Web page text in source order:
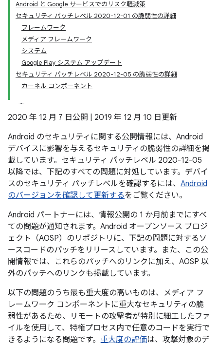
Android と Google サービスでのリスク軽減策
セキュリティ パッチレベル 2020-12-01 の脆弱性の詳細
フレームワーク
メディア フレームワーク
システム
Google Play システム アップデート
セキュリティ パッチレベル 2020-12-05 の脆弱性の詳細
カーネル コンポーネント
2020 年 12 月 7 日公開 | 2019 年 12 月 10 日更新
Android のセキュリティに関する公開情報には、Android
デバイスに影響を与えるセキュリティの脆弱性の詳細を掲
載しています。セキュリティ パッチレベル 2020-12-05
以降では、下記のすべての問題に対処しています。デバイ
スのセキュリティ パッチレベルを確認するには、 Android
のバージョンを確認して更新するをご覧ください。
Android パートナーには、情報公開の 1 か月前までにすべ
ての問題が通知されます。Android オープンソース プロジ
ェクト（AOSP）のリポジトリに、下記の問題に対するソ
ースコードのパッチをリリースしています。また、この公
開情報では、これらのパッチへのリンクに加え、AOSP 以
外のパッチへのリンクも掲載しています。
以下の問題のうち最も重大度の高いものは、メディア フ
レームワーク コンポーネントに重大なセキュリティの脆
弱性があるため、リモートの攻撃者が特別に細工したファ
イルを使用して、特権プロセス内で任意のコードを実行で
きるようになる問題です。 重大度の評価は、攻撃対象のデ